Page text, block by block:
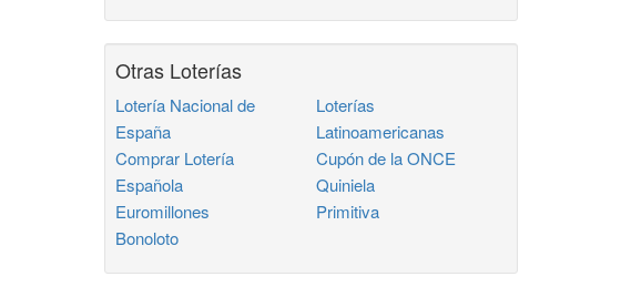
Otras Loterías
Lotería Nacional de
España
Comprar Lotería
Española
Euromillones
Bonoloto
Loterías
Latinoamericanas
Cupón de la ONCE
Quiniela
Primitiva